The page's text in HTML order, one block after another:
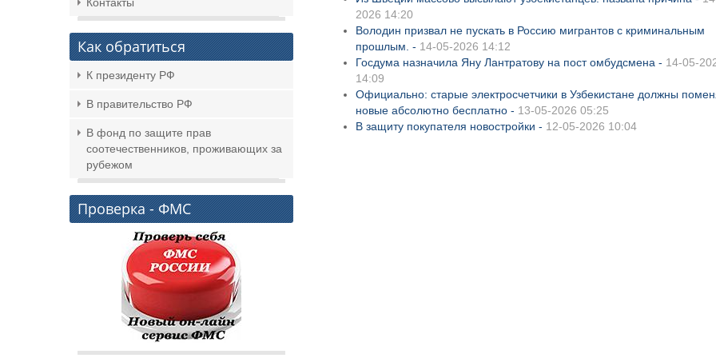
2026 14:20
Володин призвал не пускать в Россию мигрантов с криминальным
прошлым. - 14-05-2026 14:12
Госдума назначила Яну Лантратову на пост омбудсмена - 14-05-
14:09
Официально: старые электросчетчики в Узбекистане должны
новые абсолютно бесплатно - 13-05-2026 05:25
В защиту покупателя новостройки - 12-05-2026 10:04
Как обратиться
К президенту РФ
В правительство РФ
В фонд по защите прав
соотечественников, проживающих за
рубежом
Проверка - ФМС